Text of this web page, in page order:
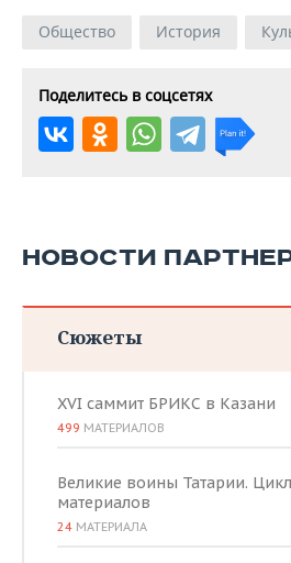
Общество История
Поделитесь в соцсетях
НОВОСТИ
Сюжеты
XVI саммит БРИКС в Казани
499 МАТЕРИАЛОВ
Великие воины Татарии.
материалов
24 МАТЕРИАЛА